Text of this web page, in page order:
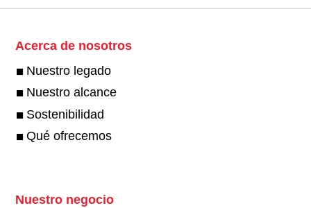
Acerca de nosotros
Nuestro legado
Nuestro alcance
Sostenibilidad
Qué ofrecemos
Nuestro negocio